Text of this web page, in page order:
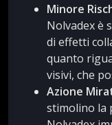
Minore
Nolvadex è
di effetti
quanto
visivi, che
Azione
stimolino la